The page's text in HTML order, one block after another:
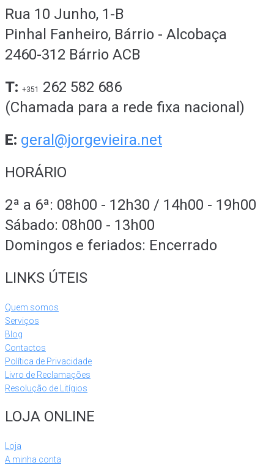
Rua 10 Junho, 1-B
Pinhal Fanheiro, Bárrio - Alcobaça
2460-312 Bárrio ACB
T: +351
262 582 686
(Chamada para a rede fixa nacional)
E: geral@jorgevieira.net
HORÁRIO
2ª a 6ª: 08h00 - 12h30 / 14h00 - 19h00
Sábado: 08h00 - 13h00
Domingos e feriados: Encerrado
LINKS ÚTEIS
Quem somos
Serviços
Blog
Contactos
Política de Privacidade
Livro de Reclamações
Resolução de Litígios
LOJA ONLINE
Loja
A minha conta